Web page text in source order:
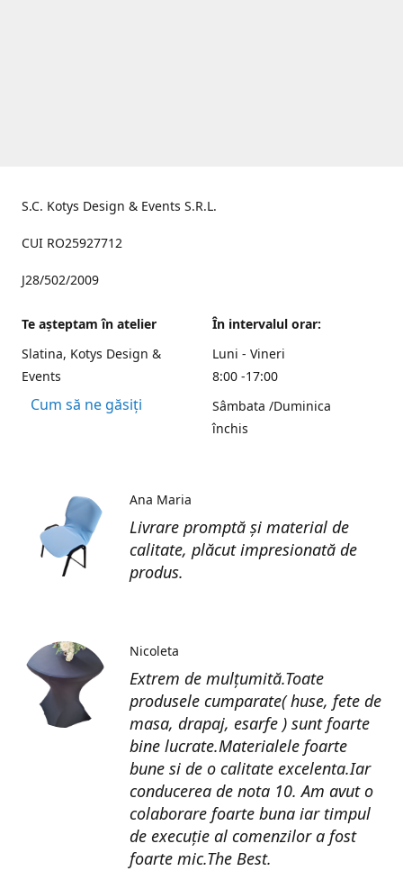
S.C. Kotys Design & Events S.R.L.
CUI RO25927712
J28/502/2009
Te aşteptam în atelier
Slatina, Kotys Design &
Events
Cum să ne găsiți
În intervalul orar:
Luni - Vineri
8:00 -17:00
Sâmbata /Duminica
închis
Livrare promptă și material de
calitate, plăcut impresionată de
produs.
Ana Maria
Extrem de mulțumită.Toate
produsele cumparate( huse, fete de
masa, drapaj, esarfe ) sunt foarte
bine lucrate.Materialele foarte
bune si de o calitate excelenta.Iar
conducerea de nota 10. Am avut o
colaborare foarte buna iar timpul
de execuție al comenzilor a fost
foarte mic.The Best.
Nicoleta